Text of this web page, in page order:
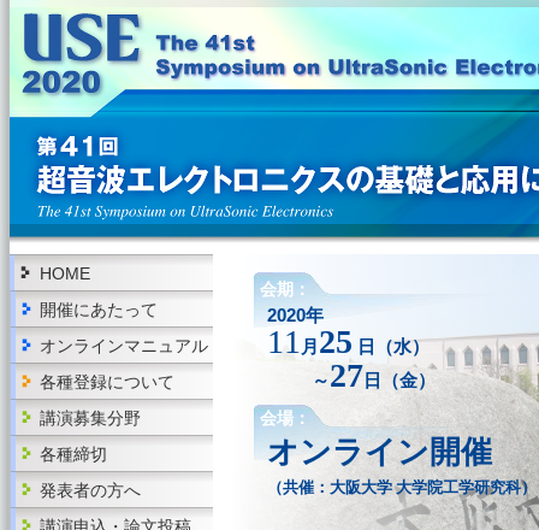
HOME
開催にあたって
オンラインマニュアル
各種登録について
講演募集分野
各種締切
発表者の方へ
会期：
2020年
11 月 25 日（水）
～27 日（金）
会場：
オンライン開催
（共催：大阪大学 大学院工学研究科）